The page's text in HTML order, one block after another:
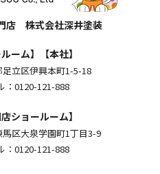
店 株式会社深井塗装
ーム】【本社】
立区伊興本町1-5-18
：0120-121-888
ショールーム】
区大泉学園町1丁目3-9
：0120-121-888